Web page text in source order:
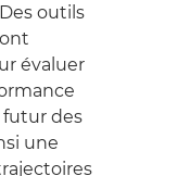
outils
évaluer
des
une